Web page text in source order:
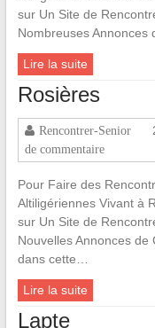
sur Un Site de
Nombreuses
Lire la suite
Rosières
Rencontrer-Senior
de commentaire
Pour Faire des
Altiligériennes Vivant à
sur Un Site de
Nouvelles Annonces de
dans cette…
Lire la suite
Lapte